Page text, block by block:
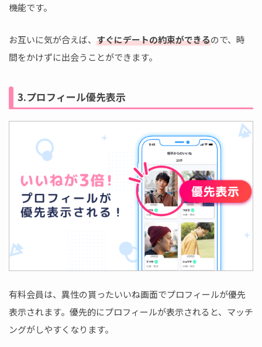
機能です。
お互いに気が合えば、 すぐにデートの約束ができるので、時
間をかけずに出会うことができます。
3.プロフィール優先表示
有料会員は、異性の貰ったいいね画面でプロフィールが優先
表示されます。優先的にプロフィールが表示されると、マッチ
ングがしやすくなります。